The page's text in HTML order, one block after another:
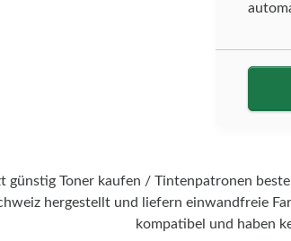
günstig Toner kaufen / Tintenpatronen
hergestellt und liefern einwandfreie
kompatibel und haben